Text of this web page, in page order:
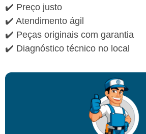
✔️ Preço justo
✔️ Atendimento ágil
✔️ Peças originais com garantia
✔️ Diagnóstico técnico no local